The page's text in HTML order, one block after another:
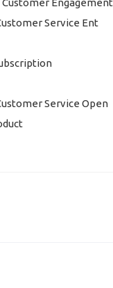
Customer Engagement
Service Ent
Service Open